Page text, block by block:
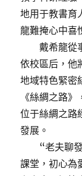
地用于教書育
龍難掩心中喜
戴希龍從事
依校區后，他
地域特色緊密
《絲綢之路
位于絲綢之路
發展。
“老夫聊發
課堂，初心為